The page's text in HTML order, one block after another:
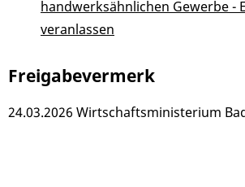
handwerksähnlichen Gewerbe -
veranlassen
Freigabevermerk
24.03.2026 Wirtschaftsministerium